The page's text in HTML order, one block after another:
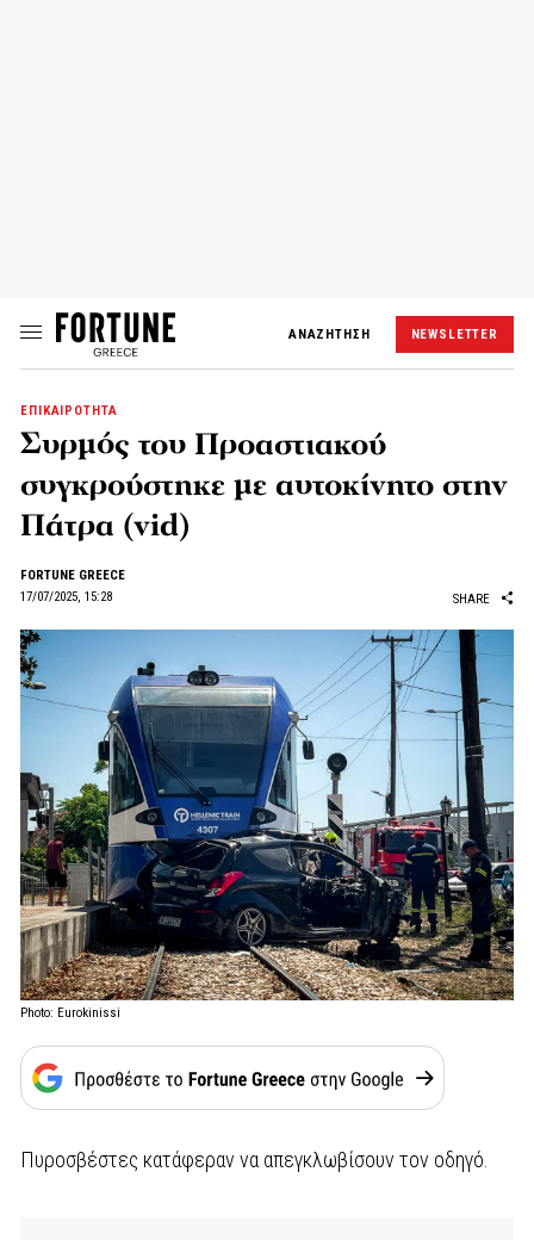
ΑΝΑΖΗΤΗΣΗ NEWSLETTER
ΕΠΙΚΑΙΡΟΤΗΤΑ
Συρμός του Προαστιακού
συγκρούστηκε με αυτοκίνητο στην
Πάτρα (vid)
FORTUNE GREECE
17/07/2025, 15:28
SHARE
Photo: Eurokinissi
Πυροσβέστες κατάφεραν να απεγκλωβίσουν τον οδηγό.